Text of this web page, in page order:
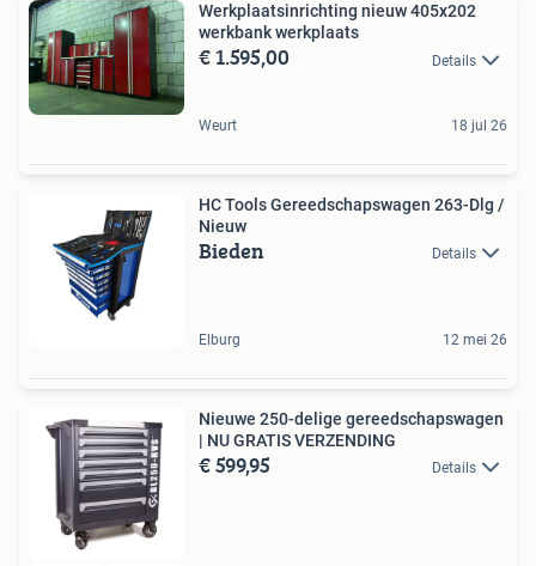
Werkplaatsinrichting nieuw 405x202
werkbank werkplaats
€ 1.595,00 Details
Weurt 18 jul 26
HC Tools Gereedschapswagen 263-Dlg /
Nieuw
Bieden Details
Elburg 12 mei 26
Nieuwe 250-delige gereedschapswagen
| NU GRATIS VERZENDING
€ 599,95 Details